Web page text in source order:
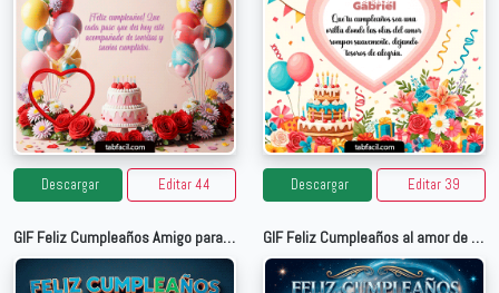
Descargar Editar 44 Descargar Editar 39
GIF Feliz Cumpleaños Amigo para Gabriel GIF Feliz Cumpleaños al amor de mi vida para Gabriel